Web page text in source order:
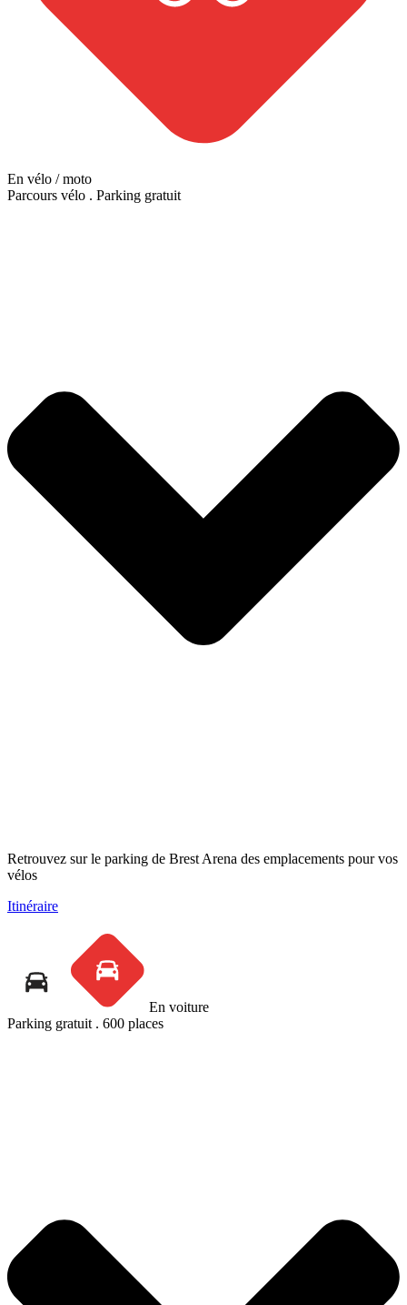
En vélo / moto
Parcours vélo . Parking gratuit
Retrouvez sur le parking de Brest Arena des emplacements pour vos
vélos
Itinéraire
En voiture
Parking gratuit . 600 places